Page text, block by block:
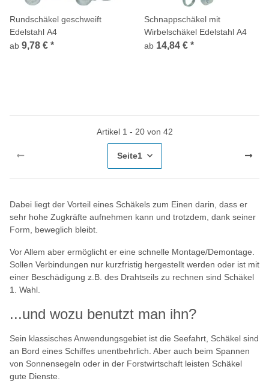
Rundschäkel geschweift
Edelstahl A4
ab 9,78 € *
Schnappschäkel mit
Wirbelschäkel Edelstahl A4
ab 14,84 € *
Artikel 1 - 20 von 42
Seite1
Dabei liegt der Vorteil eines Schäkels zum Einen darin, dass er
sehr hohe Zugkräfte aufnehmen kann und trotzdem, dank seiner
Form, beweglich bleibt.
Vor Allem aber ermöglicht er eine schnelle Montage/Demontage.
Sollen Verbindungen nur kurzfristig hergestellt werden oder ist mit
einer Beschädigung z.B. des Drahtseils zu rechnen sind Schäkel
1. Wahl.
...und wozu benutzt man ihn?
Sein klassisches Anwendungsgebiet ist die Seefahrt, Schäkel sind
an Bord eines Schiffes unentbehrlich. Aber auch beim Spannen
von Sonnensegeln oder in der Forstwirtschaft leisten Schäkel
gute Dienste.